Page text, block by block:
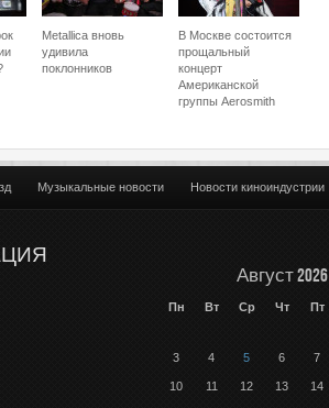
Metallica вновь
удивила
поклонников
В Москве состоится
прощальный
концерт
Американской
группы Aerosmith
Музыкальные новости Новости киноиндустрии
Август 2026
Пн Вт Ср Чт Пт
3 4 5 6 7
10 11 12 13 14